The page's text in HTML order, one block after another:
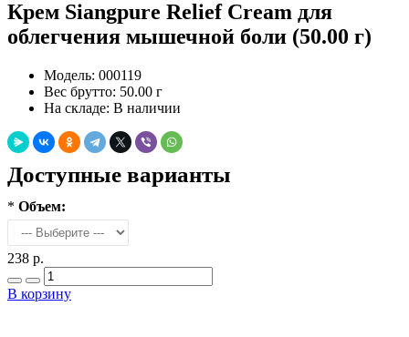
Крем Siangpure Relief Cream для
облегчения мышечной боли (50.00 г)
Модель: 000119
Вес брутто: 50.00 г
На складе: В наличии
Доступные варианты
* Объем:
238 р.
В корзину